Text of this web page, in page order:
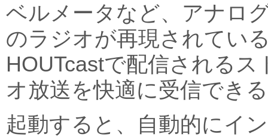
ベルメータなど、アナロ
のラジオが再現されてい
HOUTcastで配信される
オ放送を快適に受信でき
起動すると、自動的にイ